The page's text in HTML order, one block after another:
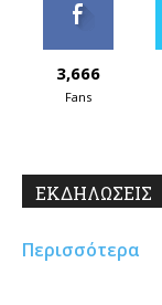
3,666
Fans
ΕΚΔΗΛΩΣΕΙΣ
Περισσότερα